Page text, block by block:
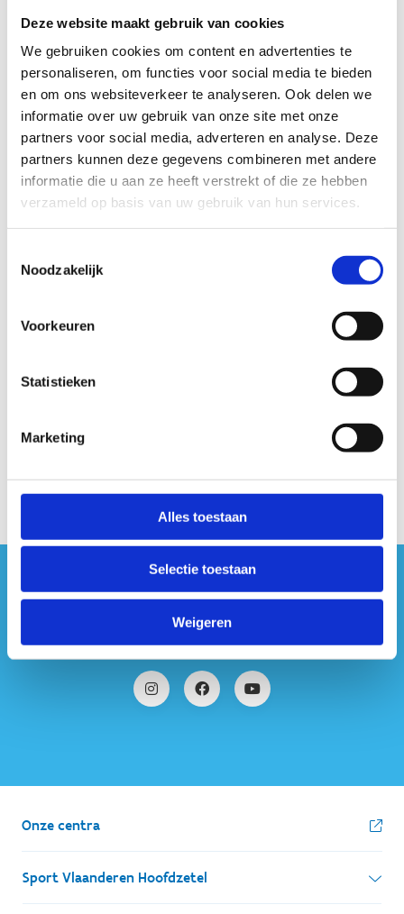
Deze website maakt gebruik van cookies
We gebruiken cookies om content en advertenties te
personaliseren, om functies voor social media te bieden
en om ons websiteverkeer te analyseren. Ook delen we
informatie over uw gebruik van onze site met onze
partners voor social media, adverteren en analyse. Deze
partners kunnen deze gegevens combineren met andere
informatie die u aan ze heeft verstrekt of die ze hebben
verzameld op basis van uw gebruik van hun services.
Noodzakelijk
Voorkeuren
Statistieken
Marketing
Alles toestaan
Selectie toestaan
Weigeren
Het Skeelernetwerk Midwestwaaiert uit over de gemeenten
Ardooie, Hooglede, Ingelmunster, Izegem, Ledegem,
Lichtervelde, Meulebeke, Moorslede, Oostrozebeke, Pittem,
Roeselare, Ruiselede, Staden, Tielt, Wielsbeke en Wingene met
een totale afstand van circa 450km.
Je skeelert kilometers langs een gevarieerd ruraal en stedelijk
landschap. Naast de mooie uitzichten zijn er ook leuke
rustplekjes. Je ontdekt de troeven van de 16 gemeenten in drie
komen hierbij aan hun trekken. Ook lopers, wandelaars,
fietsers, … kunnen genieten van dit uniek netwerk binnen de
#sportersbelevenmeer
ook op sociale media
Onze centra
Sport Vlaanderen Hoofdzetel